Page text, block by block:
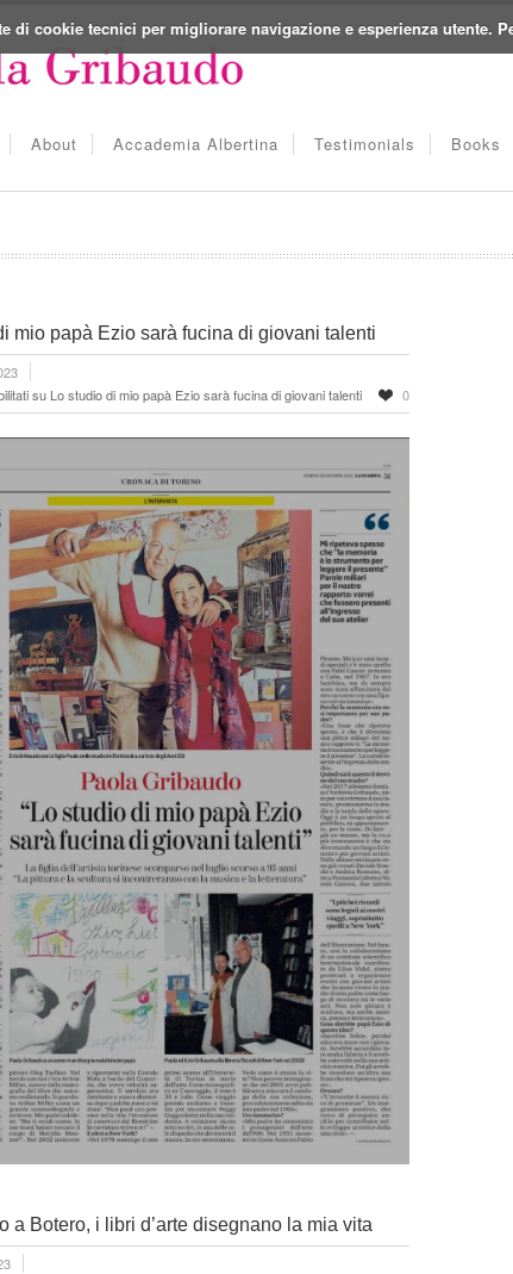
di cookie tecnici per migliorare navigazione e esperienza utente.
About Accademia Albertina Testimonials Books
mio papà Ezio sarà fucina di giovani talenti
su Lo studio di mio papà Ezio sarà fucina di giovani talenti 0
a Botero, i libri d’arte disegnano la mia vita